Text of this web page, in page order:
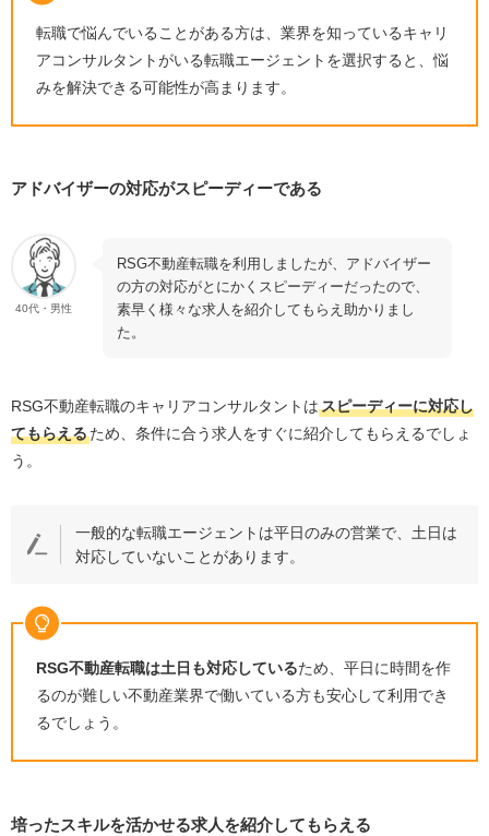
宅建Jobエージェント
doda X
リクルートエージェント
ビズリーチ
不動産に関係する資格を持っていないけど大丈夫？
不動産業界の経験はないけど転職できる？
RSG不動産転職の評判を知ったうえで転職活動を進めよ
転職で悩んでいることがある方は、業界を知っているキャリ
アコンサルタントがいる転職エージェントを選択すると、悩
みを解決できる可能性が高まります。
アドバイザーの対応がスピーディーである
40代・男性
RSG不動産転職を利用しましたが、アドバイザー
の方の対応がとにかくスピーディーだったので、
素早く様々な求人を紹介してもらえ助かりまし
た。
RSG不動産転職のキャリアコンサルタントはスピーディーに対応し
てもらえるため、条件に合う求人をすぐに紹介してもらえるでしょ
う。
一般的な転職エージェントは平日のみの営業で、土日は
対応していないことがあります。
RSG不動産転職は土日も対応しているため、平日に時間を作
るのが難しい不動産業界で働いている方も安心して利用でき
るでしょう。
培ったスキルを活かせる求人を紹介してもらえる